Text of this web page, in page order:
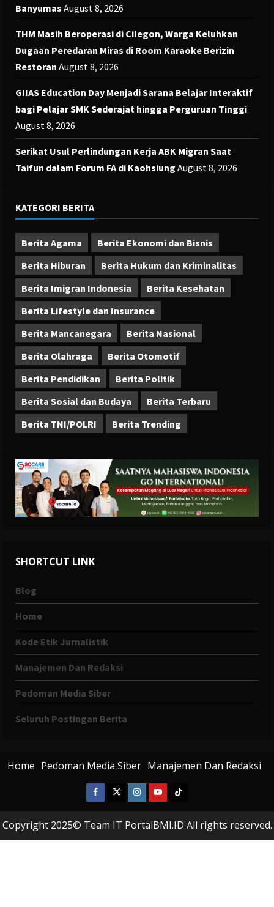
Banyumas August 8, 2026
THM Masih Beroperasi di Cilegon, Warga Keluhkan
Dugaan Peredaran Miras di Room Karaoke Berizin
Restoran August 8, 2026
GIIAS Education Day Menjadi Sarana Belajar Interaktif
bagi Pelajar SMK Sederajat hingga Perguruan Tinggi
August 8, 2026
Serikat Usul Perlindungan Kerja ABK Migran Saat
Taifun dalam Forum FA di Kaohsiung August 8, 2026
KATEGORI BERITA
Berita Agama
Berita Ekonomi dan Bisnis
Berita Hiburan
Berita Hukum dan Kriminalitas
Berita Imigran Indonesia
Berita Kesehatan
Berita Lifestyle dan Insurance
Berita Mancanegara
Berita Nasional
Berita Olahraga
Berita Otomotif
Berita Pendidikan
Berita Politik
Berita Sosial dan Budaya
Berita Terbaru
Berita TNI/POLRI
Berita Trending
SHORTCUT LINK
Blog
Home
Kode Etik Jurnalistik
Manajemen Dan Redaksi
Pedoman Media Siber
Seluruh Postingan Berita
Home Pedoman Media Siber Manajemen Dan Redaksi
Facebook
X
Instagram
YoutubeTiktok
Copyright 2025© Team IT PortalBMI.ID All rights reserved.